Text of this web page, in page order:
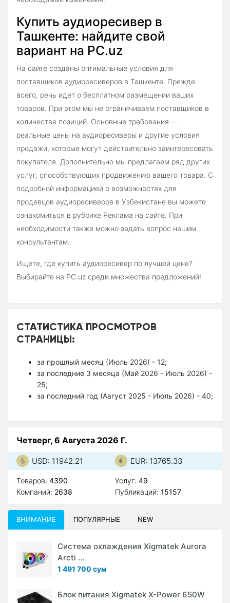
Купить аудиоресивер в
Ташкенте: найдите свой
вариант на PC.uz
На сайте созданы оптимальные условия для
поставщиков аудиоресиверов в Ташкенте. Прежде
всего, речь идет о бесплатном размещении ваших
товаров. При этом мы не ограничиваем поставщиков в
количестве позиций. Основные требования —
реальные цены на аудиоресиверы и другие условия
продажи, которые могут действительно заинтересовать
покупателя. Дополнительно мы предлагаем ряд других
услуг, способствующих продвижению вашего товара. С
подробной информацией о возможностях для
продавцов аудиоресиверов в Узбекистане вы можете
ознакомиться в рубрике Реклама на сайте. При
необходимости также можно задать вопрос нашим
консультантам.
Ищете, где купить аудиоресивер по лучшей цене?
Выбирайте на PC.uz среди множества предложений!
СТАТИСТИКА ПРОСМОТРОВ
СТРАНИЦЫ:
за прошлый месяц (Июль 2026) - 12;
за последние 3 месяца (Май 2026 - Июль 2026) -
25;
за последний год (Август 2025 - Июль 2026) - 40;
Четверг, 6 Августа 2026 Г.
USD: 11942.21 EUR: 13765.33
Товаров: 4390
Компаний: 2638
Услуг: 49
Публикаций: 15157
ВНИМАНИЕ ПОПУЛЯРНЫЕ NEW
Система охлаждения Xigmatek Aurora
Arcti ...
1 491 700 сум
Блок питания Xigmatek X-Power 650W